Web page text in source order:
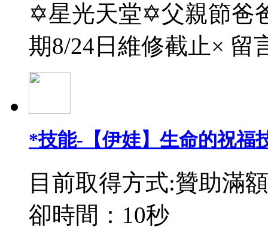
✡星光天堂✡父親節爸
期8/24日維修截止× 留
*技能-【伊娃】生命的祝福
目前取得方式:贊助滿
卻時間：10秒